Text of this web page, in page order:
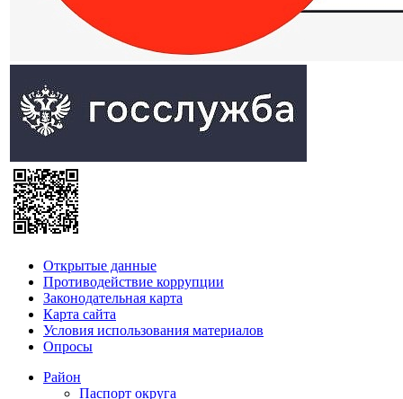
Открытые данные
Противодействие коррупции
Законодательная карта
Карта сайта
Условия использования материалов
Опросы
Район
Паспорт округа